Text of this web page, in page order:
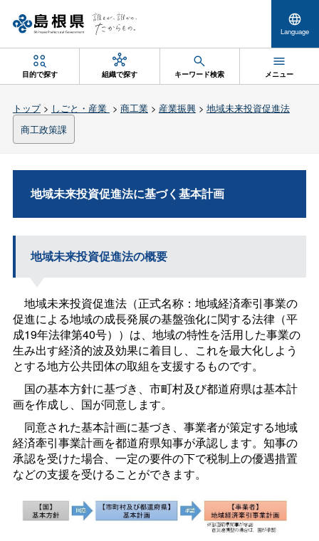
Language
目的で探す 組織で探す キーワード検索 メニュー
トップ> しごと・産業 > 商工業> 産業振興> 地域未来投資促進法
商工政策課
地域未来投資促進法に基づく基本計画
地域未来投資促進法の概要
地域未来投資促進法（正式名称：地域経済牽引事業の
促進による地域の成長発展の基盤強化に関する法律（平
成19年法律第40号））は、地域の特性を活用した事業の
生み出す経済的波及効果に着目し、これを最大化しよう
とする地方公共団体の取組を支援するものです。
国の基本方針に基づき、市町村及び都道府県は基本計
画を作成し、国が同意します。
同意された基本計画に基づき、事業者が策定する地域
経済牽引事業計画を都道府県知事が承認します。知事の
承認を受けた場合、一定の要件の下で税制上の優遇措置
などの支援を受けることができます。